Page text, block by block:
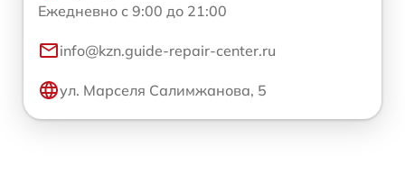
Ежедневно с 9:00 до 21:00
info@kzn.guide-repair-center.ru
ул. Марселя Салимжанова, 5